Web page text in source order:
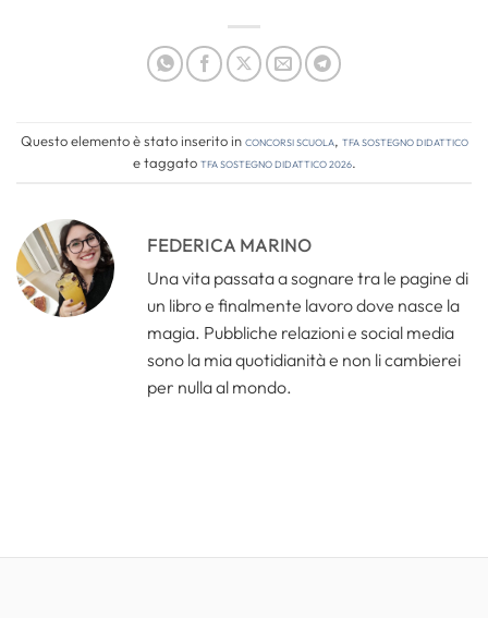
Questo elemento è stato inserito inConcorsi Scuola, TFA Sostegno Didattico
e taggatotfa sostegno didattico 2026.
FEDERICA MARINO
Una vita passata a sognare tra le pagine di
un libro e finalmente lavoro dove nasce la
magia. Pubbliche relazioni e social media
sono la mia quotidianità e non li cambierei
per nulla al mondo.